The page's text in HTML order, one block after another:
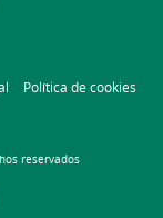
Política de cookies
reservados